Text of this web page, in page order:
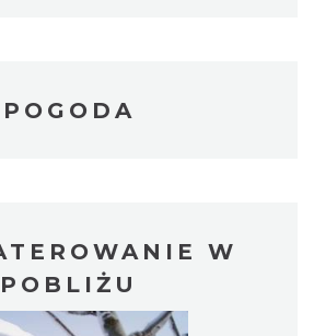
POGODA
W
POBLIŻU